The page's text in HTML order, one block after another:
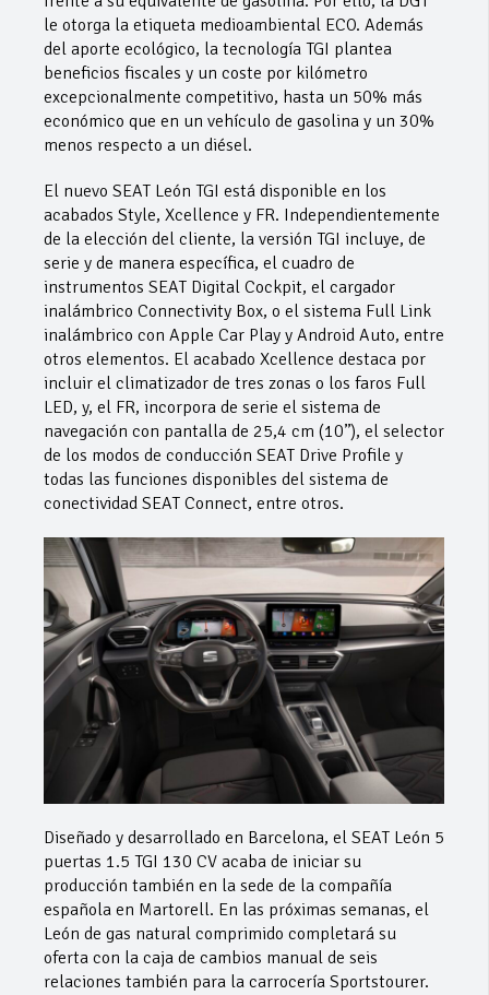
le otorga la etiqueta medioambiental ECO. Además
del aporte ecológico, la tecnología TGI plantea
beneficios fiscales y un coste por kilómetro
excepcionalmente competitivo, hasta un 50% más
económico que en un vehículo de gasolina y un 30%
menos respecto a un diésel.
El nuevo SEAT León TGI está disponible en los
acabados Style, Xcellence y FR. Independientemente
de la elección del cliente, la versión TGI incluye, de
serie y de manera específica, el cuadro de
instrumentos SEAT Digital Cockpit, el cargador
inalámbrico Connectivity Box, o el sistema Full Link
inalámbrico con Apple Car Play y Android Auto, entre
otros elementos. El acabado Xcellence destaca por
incluir el climatizador de tres zonas o los faros Full
LED, y, el FR, incorpora de serie el sistema de
navegación con pantalla de 25,4 cm (10’’), el selector
de los modos de conducción SEAT Drive Profile y
todas las funciones disponibles del sistema de
conectividad SEAT Connect, entre otros.
Diseñado y desarrollado en Barcelona, el SEAT León 5
puertas 1.5 TGI 130 CV acaba de iniciar su
producción también en la sede de la compañía
española en Martorell. En las próximas semanas, el
León de gas natural comprimido completará su
oferta con la caja de cambios manual de seis
relaciones también para la carrocería Sportstourer.